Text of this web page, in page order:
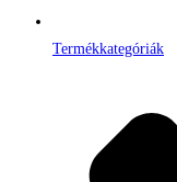
Termékkategóriák